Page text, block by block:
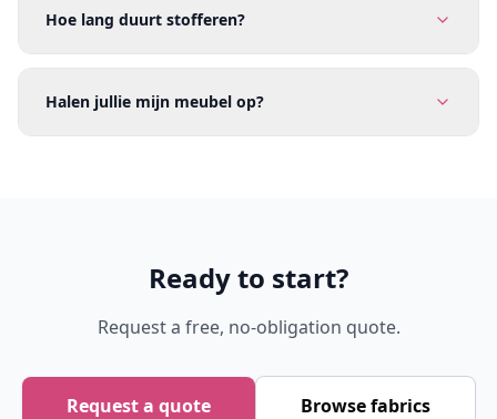
Hoe lang duurt stofferen?
Halen jullie mijn meubel op?
Ready to start?
Request a free, no-obligation quote.
Request a quote Browse fabrics